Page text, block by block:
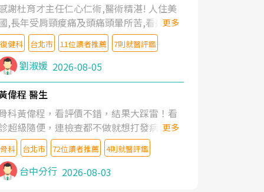
謝杜育才主任仁心仁術,醫術精湛! 人住美
,長年受肩頸痠痛及頭痛頭暈所苦,看遍名醫
授,做了各種檢查,也嘗試過西醫打針,中醫
灸及物理徒手治療都沒有用,後來連吃到嗎
類止痛藥都效果有限,只是壓症狀,沒多久就
起來,多年失眠嚴重影響生活品質. 台灣親
介紹忠孝醫院杜育才主任是頸頭症候群專
,上網搜尋杜主任相關文章新聞跟網路評價
後,下定決心飛回台北找杜醫師診治. 杜主
的乾針跟增生治療真的很厲害,第一次乾針
覺得整個肩頸鬆開,回家特別好睡,經過幾次
療,長年頑疾已經好了大半,杜主任除了打針
厲害,還會一直交代要改善姿勢跟好好做運
更多
復健科 台北市 11位讀者推薦 7則就醫評鑑
劉淑媛 2026-08-05
偉程 醫生
科黃偉程，看評價不錯，結果大踩雷！看
超級隨便，連檢查都不做就想打發病人，
好大的官威 ... 想詢問病情還被陰陽怪氣嘲
一番。可能好評帶來的大頭症，變得自負
尊重病人。醫術也不行，畢竟連檢查都懶
做，治療會有用才怪。大家避雷吧！
更多
骨科 台北市 72位讀者推薦 4則就醫評鑑
台中分行 2026-08-03